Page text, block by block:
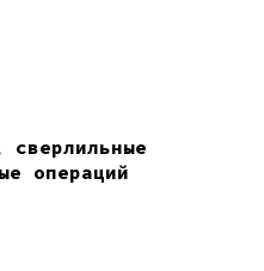
сверлильные
операций